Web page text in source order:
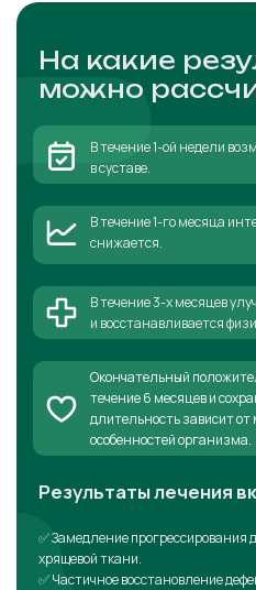
На какие
можно
В течение 1-ой недели
в суставе.
В течение 1-го месяца
снижается.
В течение 3-х месяцев
и восстанавливается
Окончательный
течение 6 месяцев и
длительность зависит от
особенностей организма.
Результаты лечения
✅ Замедление прогрессирования
хрящевой ткани.
✅ Частичное восстановление